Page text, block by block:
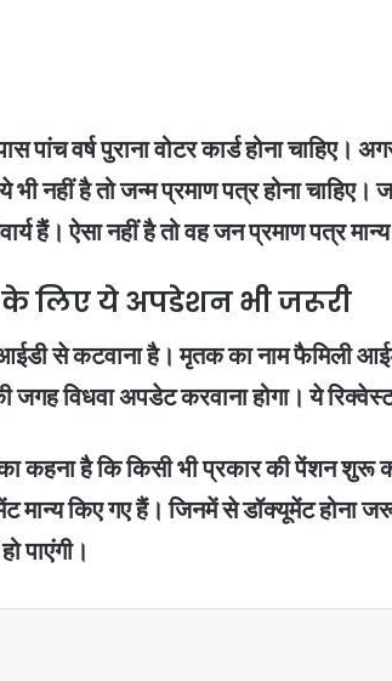
वर्ष पुराना वोटर कार्ड होना चाहिए।
नहीं है तो जन्म प्रमाण पत्र होना
हैं। ऐसा नहीं है तो वह जन प्रमाण पत्र मान्य
के लिए ये अपडेशन भी जरूरी
से कटवाना है। मृतक का नाम फैमिली
की जगह विधवा अपडेट करवाना होगा। ये
कहना है कि किसी भी प्रकार की पेंशन शुरू
मान्य किए गए हैं। जिनमें से डॉक्यूमेंट
पाएंगी।